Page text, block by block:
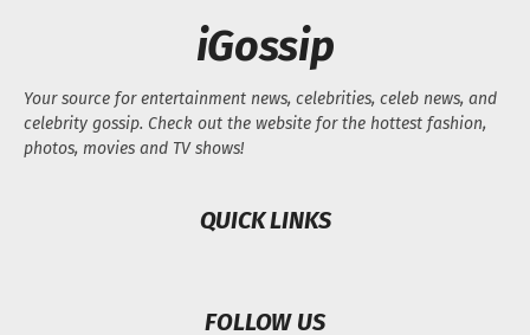
iGossip
Your source for entertainment news, celebrities, celeb news, and
celebrity gossip. Check out the website for the hottest fashion,
photos, movies and TV shows!
QUICK LINKS
FOLLOW US